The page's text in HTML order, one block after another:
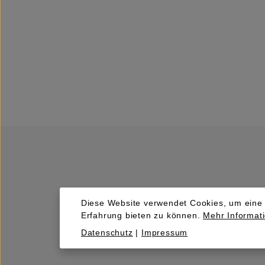
Diese Website verwendet Cookies, um
Erfahrung bieten zu können. Mehr
Datenschutz | Impressum